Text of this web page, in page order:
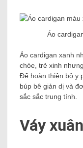
Áo
Áo cardigan xanh
chóe, trẻ xinh
Để hoàn thiện bộ y
búp bê giản dị và
sắc sắc trung tính.
Váy